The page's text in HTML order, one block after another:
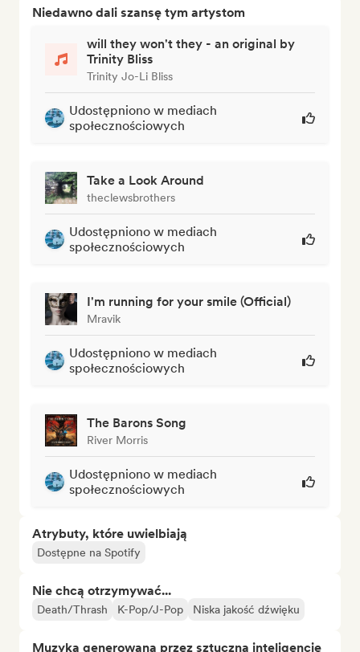
Niedawno dali szansę tym artystom
will they won't they - an original by
Trinity Bliss
Trinity Jo-Li Bliss
Udostępniono w mediach
społecznościowych
Take a Look Around
theclewsbrothers
Udostępniono w mediach
społecznościowych
I'm running for your smile (Official)
Mravik
Udostępniono w mediach
społecznościowych
The Barons Song
River Morris
Udostępniono w mediach
społecznościowych
Atrybuty, które uwielbiają
Dostępne na Spotify
Nie chcą otrzymywać...
Death/Thrash K-Pop/J-Pop Niska jakość dźwięku
Muzyka generowana przez sztuczną inteligencję